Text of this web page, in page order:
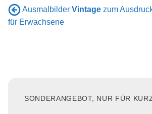
Ausmalbilder Vintage zum
für Erwachsene
SONDERANGEBOT, NUR FÜR